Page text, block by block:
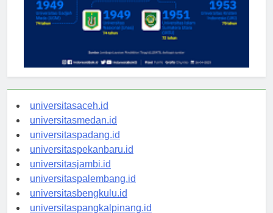
universitasaceh.id
universitasmedan.id
universitaspadang.id
universitaspekanbaru.id
universitasjambi.id
universitaspalembang.id
universitasbengkulu.id